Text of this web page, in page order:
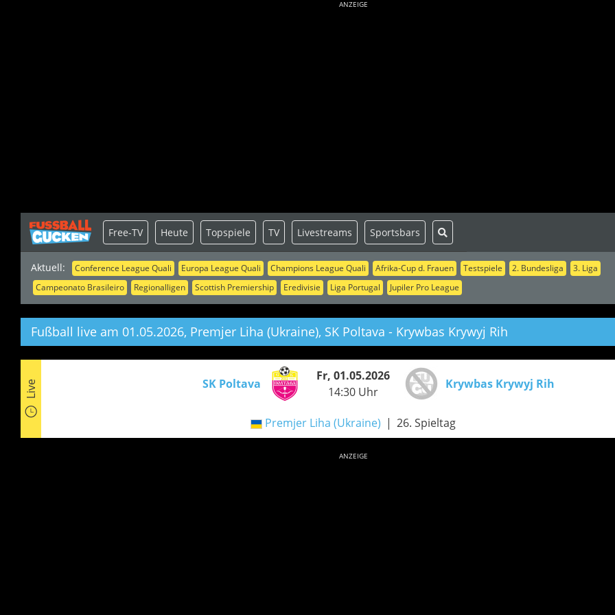
ANZEIGE
Aktuell: Conference League Quali Europa League Quali Champions League Quali Afrika-Cup d. Frauen Testspiele 2. Bundesliga
3. Liga
Campeonato Brasileiro
Regionalligen Scottish Premiership Eredivisie Liga Portugal Jupiler Pro League
Free-TV Heute Topspiele TV Livestreams Sportsbars
Fußball live am 01.05.2026, Premjer Liha (Ukraine), SK Poltava - Krywbas Krywyj Rih
Live SK Poltava
Fr, 01.05.2026
14:30 Uhr
Krywbas Krywyj Rih
Premjer Liha (Ukraine) 26. Spieltag
ANZEIGE